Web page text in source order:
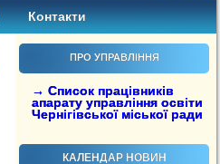
Контакти
ПРО УПРАВЛІННЯ
→ Список працівників
апарату управління освіти
Чернігівської міської ради
КАЛЕНДАР НОВИН